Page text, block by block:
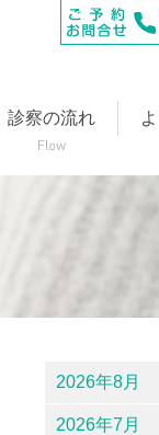
診察の流れ
2026年8月
2026年7月